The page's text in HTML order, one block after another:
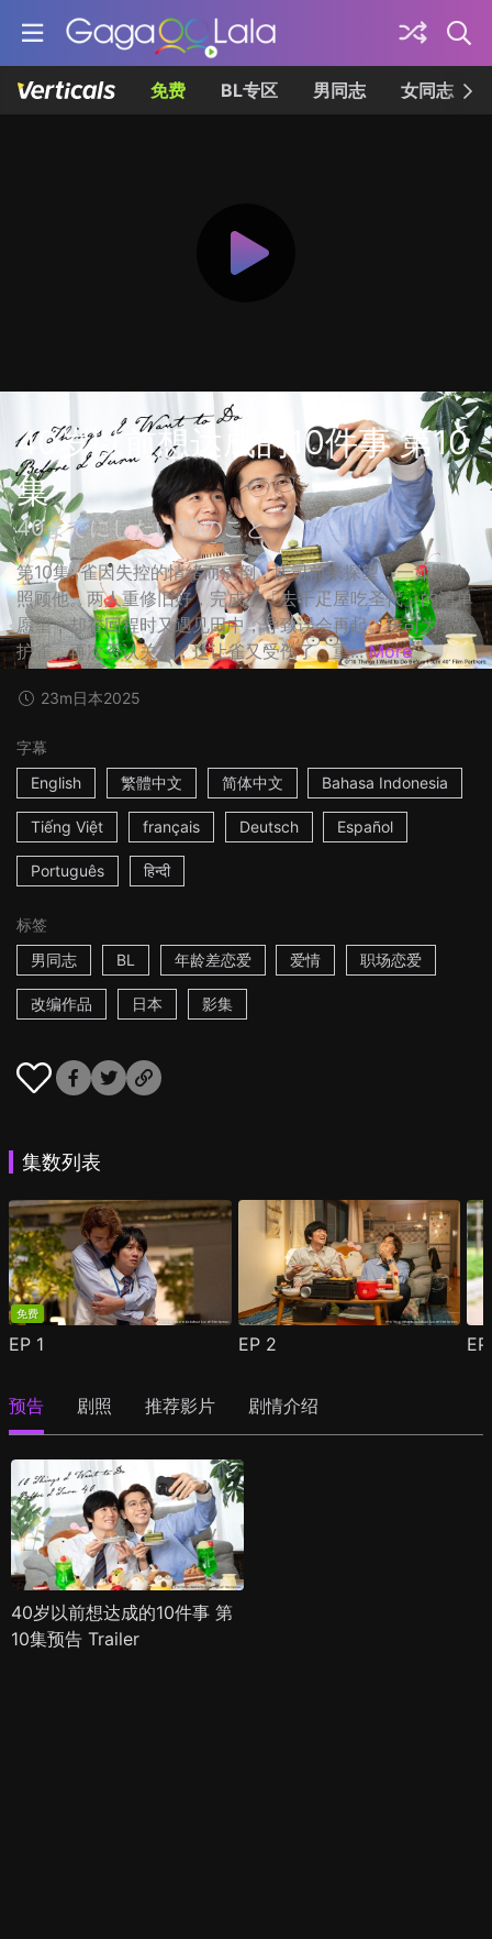
免费 BL专区 男同志 女同志
40岁以前想达成的10件事 第10
集
40までにしたい10のこと
第10集: 雀因失控的情绪而病倒，庆司前来探望，一如既往
照顾他。两人重修旧好，完成了「去千疋屋吃圣代」的清单
愿望，却在回程时又遇见田中，导致误会再起。庆司为了保
护雀，再次否认关系，这让雀又受伤了、重... More
23m日本2025
字幕
English
繁體中文 简体中文 Bahasa Indonesia
Tiếng Việt français Deutsch Español
Português हिन्दी
标签
男同志
BL 年龄差恋爱 爱情 职场恋爱
改编作品 日本 影集
集数列表
免费
EP 1 EP 2
预告 剧照 推荐影片 剧情介绍
40岁以前想达成的10件事 第
10集预告 Trailer